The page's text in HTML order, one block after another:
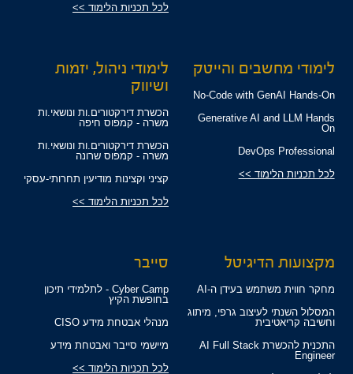
לכל תכניות הלימוד >>
לימודי מחשבים והייטק
No-Code with GenAI Hands-On
Generative AI and LLM Hands
On
DevOps Professional
לכל תכניות הלימוד >>
לימודי ניהול, יזמות
ושיווק
הכשרת דירקטורים.ות ונושאי.ות
משרה - קמפוס חיפה
הכשרת דירקטורים.ות ונושאי.ות
משרה - קמפוס שרונה
קציני וקצינות מודיעין תחרותי-עסקי
לכל תכניות הלימוד >>
מקצועות הדיגיטל
מחקר חווית משתמש בעידן ה-AI
המסלול השנתי לעיצוב גרפי, מיתוג
וחשיבה קריאטיבית
התכנית להכשרת AI Full Stack
Engineer
סייבר
Cyber Camp - לתלמידי תיכון
בחופשת הקיץ
מנהלי אבטחת מידע CISO
מיישמי סייבר ואבטחת מידע
לכל תכניות הלימוד >>